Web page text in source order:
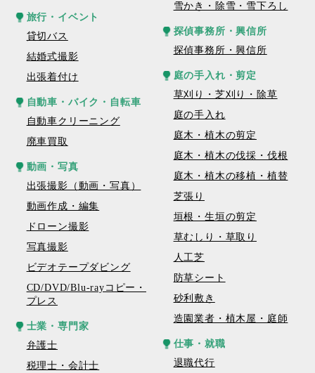
旅行・イベント
貸切バス
結婚式撮影
出張着付け
自動車・バイク・自転車
自動車クリーニング
廃車買取
動画・写真
出張撮影（動画・写真）
動画作成・編集
ドローン撮影
写真撮影
ビデオテープダビング
CD/DVD/Blu-rayコピー・
プレス
士業・専門家
弁護士
税理士・会計士
雪かき・除雪・雪下ろし
探偵事務所・興信所
探偵事務所・興信所
庭の手入れ・剪定
草刈り・芝刈り・除草
庭の手入れ
庭木・植木の剪定
庭木・植木の伐採・伐根
庭木・植木の移植・植替
芝張り
垣根・生垣の剪定
草むしり・草取り
人工芝
防草シート
砂利敷き
造園業者・植木屋・庭師
仕事・就職
退職代行